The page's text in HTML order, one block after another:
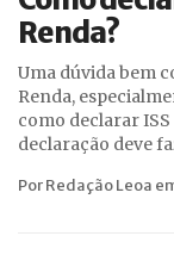
Renda?
Uma dúvida bem
Renda,
como declarar
declaração deve
Por Redação Leoa